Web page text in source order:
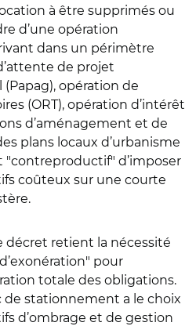
à être supprimés ou
d’une opération
dans un périmètre
de projet
opération de
(ORT), opération d’intérêt
d’aménagement et de
plans locaux d’urbanisme
"contreproductif" d’imposer
coûteux sur une courte
décret retient la nécessité
pour
totale des obligations.
de stationnement a le choix
d’ombrage et de gestion